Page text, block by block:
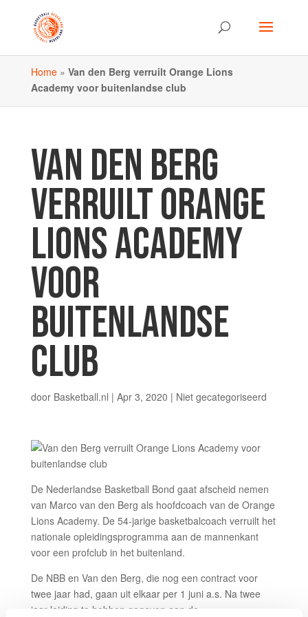
Home» Van den Berg verruilt Orange Lions
Academy voor buitenlandse club
VAN DEN BERG
VERRUILT ORANGE
LIONS ACADEMY
VOOR
BUITENLANDSE
CLUB
door Basketball.nl | Apr 3, 2020 | Niet gecategoriseerd
De Nederlandse Basketball Bond gaat afscheid nemen
van Marco van den Berg als hoofdcoach van de Orange
Lions Academy. De 54-jarige basketbalcoach verruilt het
nationale opleidingsprogramma aan de mannenkant
voor een profclub in het buitenland.
De NBB en Van den Berg, die nog een contract voor
twee jaar had, gaan uit elkaar per 1 juni a.s. Na twee
jaar leiding te hebben gegeven aan de